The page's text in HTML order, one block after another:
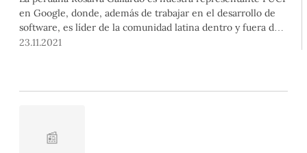
en Google, donde, además de trabajar en el desarrollo de
software, es líder de la comunidad latina dentro y fuera del
gigante tecnológico.
23.11.2021
📰